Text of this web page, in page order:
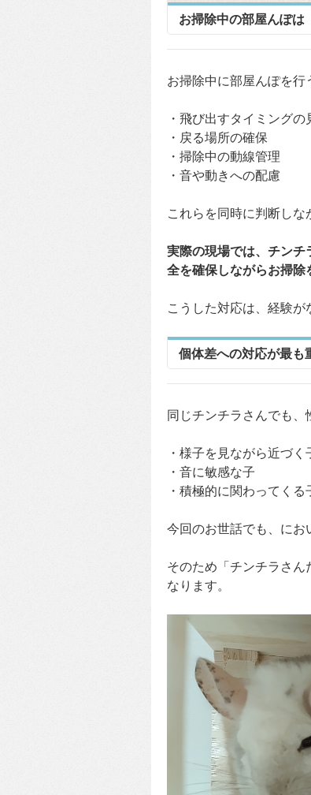
お掃除中の部屋んぽは
お掃除中に部屋んぽを行
・飛び出すタイミングの
・戻る場所の確保
・掃除中の動線管理
・音や動きへの配慮
これらを同時に判断しな
実際の現場では、チンチ
全を確保しながらお掃除
こうした対応は、経験が
個体差への対応が最も
同じチンチラさんでも、
・様子を見ながら近づく
・音に敏感な子
・積極的に関わってくる
今回のお世話でも、にお
そのため「チンチラさん
なります。